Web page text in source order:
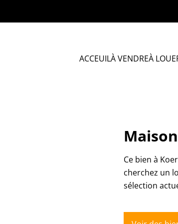
ACCEUILÀ VENDREÀ
Maison
Ce bien à
cherchez un
sélection